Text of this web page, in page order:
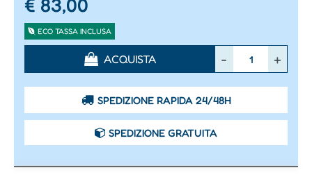
€ 83,00
ECO TASSA INCLUSA
ACQUISTA
SPEDIZIONE RAPIDA 24/48H
SPEDIZIONE GRATUITA